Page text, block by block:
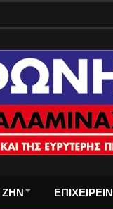
– Λήγει η προθεσμία
ΖΗΝ ΕΠΙΧΕΙΡΕΙΝ